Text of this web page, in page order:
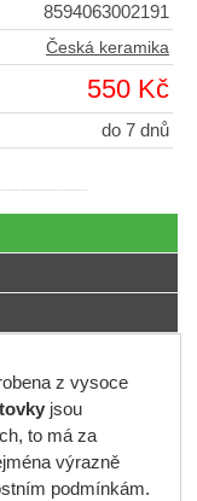
8594063002191
Česká keramika
550 Kč
do 7 dnů
z vysoce
jsou
to má za
výrazně
podmínkám.